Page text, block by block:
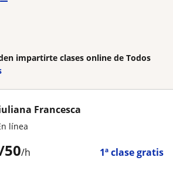
impartirte clases online de Todos
50/h 1ª clase gratis
Francesca
línea